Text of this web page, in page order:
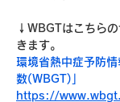
↓WBGTはこちら
きます。
環境省熱中症予防
数(WBGT)」
https://